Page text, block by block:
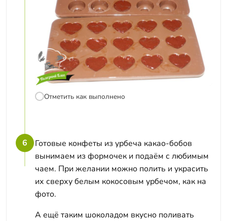
Отметить как выполнено
6
Готовые конфеты из урбеча какао-бобов
вынимаем из формочек и подаём с любимым
чаем. При желании можно полить и украсить
их сверху белым кокосовым урбечом, как на
фото.
А ещё таким шоколадом вкусно поливать